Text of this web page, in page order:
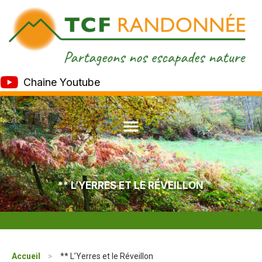
Chaine Youtube
** L’YERRES ET LE RÉVEILLON
Accueil > ** L’Yerres et le Réveillon